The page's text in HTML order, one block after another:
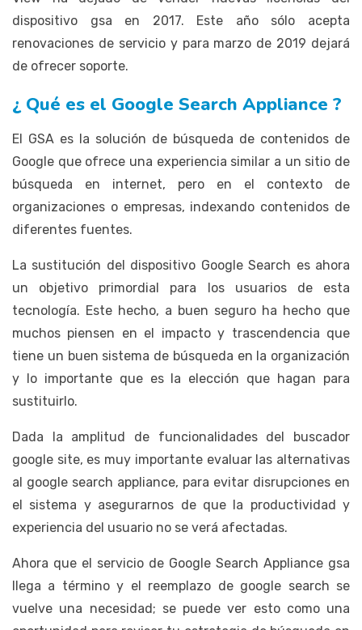
dispositivo gsa en 2017. Este año sólo acepta
renovaciones de servicio y para marzo de 2019 dejará
de ofrecer soporte.
¿ Qué es el Google Search Appliance ?
El GSA es la solución de búsqueda de contenidos de
Google que ofrece una experiencia similar a un sitio de
búsqueda en internet, pero en el contexto de
organizaciones o empresas, indexando contenidos de
diferentes fuentes.
La sustitución del dispositivo Google Search es ahora
un objetivo primordial para los usuarios de esta
tecnología. Este hecho, a buen seguro ha hecho que
muchos piensen en el impacto y trascendencia que
tiene un buen sistema de búsqueda en la organización
y lo importante que es la elección que hagan para
sustituirlo.
Dada la amplitud de funcionalidades del buscador
google site, es muy importante evaluar las alternativas
al google search appliance, para evitar disrupciones en
el sistema y asegurarnos de que la productividad y
experiencia del usuario no se verá afectadas.
Ahora que el servicio de Google Search Appliance gsa
llega a término y el reemplazo de google search se
vuelve una necesidad; se puede ver esto como una